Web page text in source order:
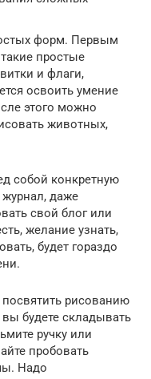
форм. Первым
простые
и флаги,
освоить умение
этого можно
животных,
собой конкретную
журнал, даже
свой блог или
желание узнать,
будет гораздо
рисованию
будете складывать
ручку или
пробовать
Надо